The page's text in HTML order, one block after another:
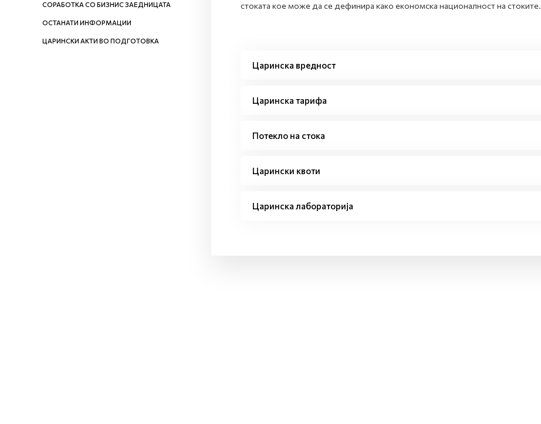
СОРАБОТКА СО БИЗНИС ЗАЕДНИЦАТА
ОСТАНАТИ ИНФОРМАЦИИ
ЦАРИНСКИ АКТИ ВО ПОДГОТОВКА
стоката кое може да се дефинира како економска националност на стоките.
Царинска вредност
Царинска тарифа
Потекло на стока
Царински квоти
Царинска лабораторија